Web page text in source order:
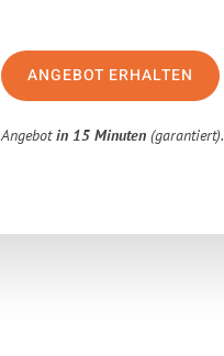
ANGEBOT ERHALTEN
Angebotin 15 Minuten (garantiert).